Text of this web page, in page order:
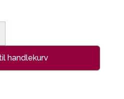
handlekurv